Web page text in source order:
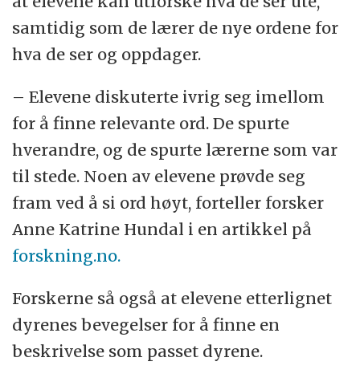
samtidig som de lærer de nye ordene for
hva de ser og oppdager.
– Elevene diskuterte ivrig seg imellom
for å finne relevante ord. De spurte
hverandre, og de spurte lærerne som var
til stede. Noen av elevene prøvde seg
fram ved å si ord høyt, forteller forsker
Anne Katrine Hundal i en artikkel på
forskning.no.
Forskerne så også at elevene etterlignet
dyrenes bevegelser for å finne en
beskrivelse som passet dyrene.